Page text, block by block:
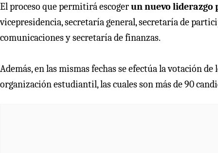
El proceso que permitirá escogerun nuevo liderazgo
vicepresidencia, secretaría general, secretaría de
comunicaciones y secretaría de finanzas.
Además, en las mismas fechas se efectúa la votación
organización estudiantil, las cuales son más de 90